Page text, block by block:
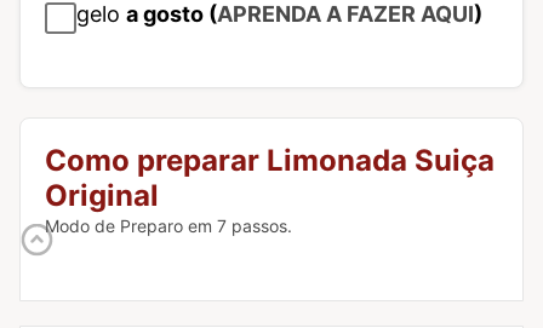
gelo a gosto (APRENDA A FAZER AQUI)
Como preparar Limonada Suiça
Original
Modo de Preparo em 7 passos.